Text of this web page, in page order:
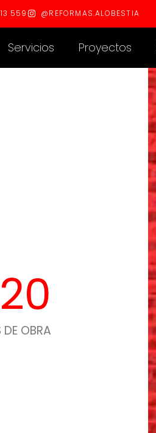
559 @REFORMAS.ALOBESTIA
Servicios Proyectos
OBRA
20